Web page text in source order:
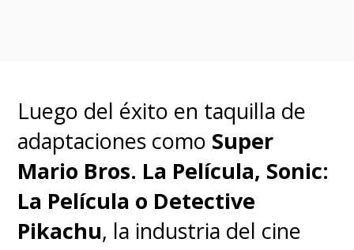
https://t.co/Dbfg223Fig
— The Hollywood Reporter (@THR)May 11, 2023
Luego del éxito en taquilla de
adaptaciones como Super
Mario Bros. La Película, Sonic:
La Película o Detective
Pikachu, la industria del cine